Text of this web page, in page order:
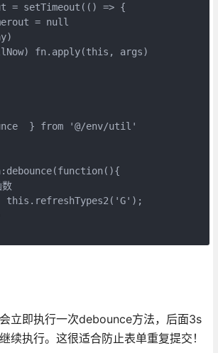
= setTimeout(() => {
= null
fn.apply(this, args)
} from '@/env/util'
立即执行一次debounce方法，后面3s
续执行。这很适合防止表单重复提交！